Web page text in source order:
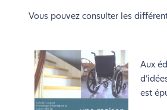
Vous pouvez consulter les
Aux
est